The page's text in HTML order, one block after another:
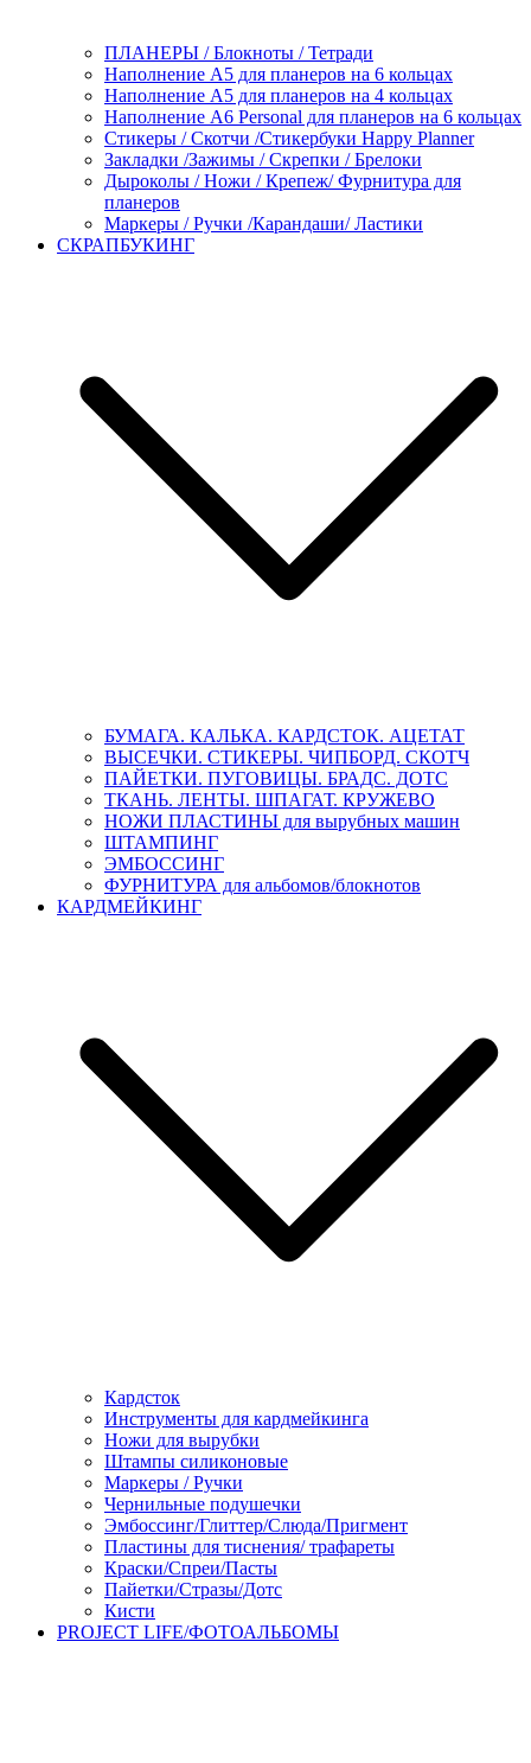
ПЛАНЕРЫ / Блокноты / Тетради
Наполнение А5 для планеров на 6 кольцах
Наполнение А5 для планеров на 4 кольцах
Наполнение А6 Personal для планеров на 6 кольцах
Стикеры / Скотчи /Стикербуки Happy Planner
Закладки /Зажимы / Скрепки / Брелоки
Дыроколы / Ножи / Крепеж/ Фурнитура для
планеров
Маркеры / Ручки /Карандаши/ Ластики
СКРАПБУКИНГ
БУМАГА. КАЛЬКА. КАРДСТОК. АЦЕТАТ
ВЫСЕЧКИ. СТИКЕРЫ. ЧИПБОРД. СКОТЧ
ПАЙЕТКИ. ПУГОВИЦЫ. БРАДС. ДОТС
ТКАНЬ. ЛЕНТЫ. ШПАГАТ. КРУЖЕВО
НОЖИ ПЛАСТИНЫ для вырубных машин
ШТАМПИНГ
ЭМБОССИНГ
ФУРНИТУРА для альбомов/блокнотов
КАРДМЕЙКИНГ
Кардсток
Инструменты для кардмейкинга
Ножи для вырубки
Штампы силиконовые
Маркеры / Ручки
Чернильные подушечки
Эмбоссинг/Глиттер/Слюда/Пригмент
Пластины для тиснения/ трафареты
Краски/Спреи/Пасты
Пайетки/Стразы/Дотс
Кисти
PROJECT LIFE/ФОТОАЛЬБОМЫ